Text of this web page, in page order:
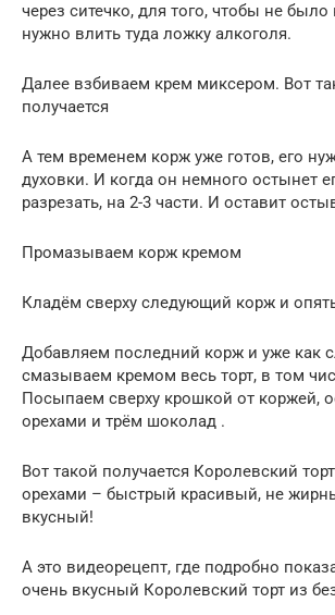
через ситечко, для того, чтобы не
нужно влить туда ложку алкоголя.
Далее взбиваем крем миксером. Вот
получается
А тем временем корж уже готов, его
духовки. И когда он немного остынет
разрезать, на 2-3 части. И оставит
Промазываем корж кремом
Кладём сверху следующий корж и
Добавляем последний корж и уже как
смазываем кремом весь торт, в том
Посыпаем сверху крошкой от коржей,
орехами и трём шоколад .
Вот такой получается Королевский
орехами – быстрый красивый, не
вкусный!
А это видеорецепт, где подробно
очень вкусный Королевский торт из